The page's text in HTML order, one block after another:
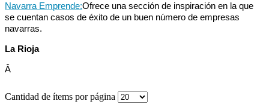
Navarra Emprende:Ofrece una sección de inspiración en la que
se cuentan casos de éxito de un buen número de empresas
navarras.
La Rioja
Â
Cantidad de ítems por página